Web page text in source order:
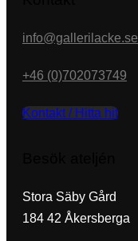
info@gallerilacke.se
+46 (0)702073749
Kontakt / Hitta hit
Stora Säby Gård
184 42 Åkersberga